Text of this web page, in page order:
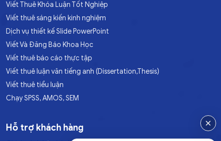
Viết Thuê Khóa Luận Tốt Nghiệp
Viết thuê sáng kiến kinh nghiệm
Dịch vụ thiết kế Slide PowerPoint
Viết Và Đăng Báo Khoa Học
Viết thuê báo cáo thực tập
Viết thuê luận văn tiếng anh (Dissertation,Thesis)
Viết thuê tiểu luận
Chạy SPSS, AMOS, SEM
Hỗ trợ khách hàng